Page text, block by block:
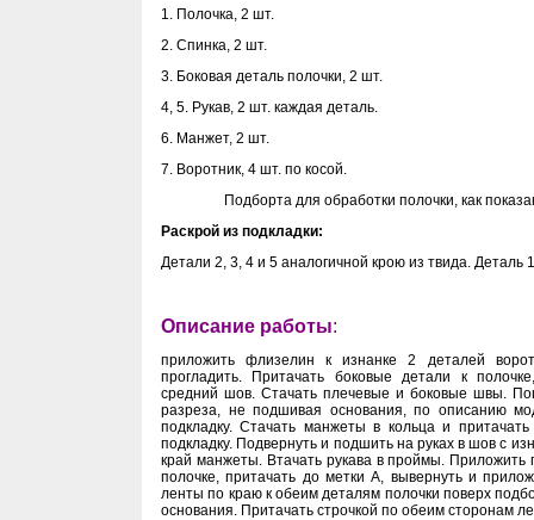
1. Полочка, 2 шт.
2. Спинка, 2 шт.
3. Боковая деталь полочки, 2 шт.
4, 5. Рукав, 2 шт. каждая деталь.
6. Манжет, 2 шт.
7. Воротник, 4 шт. по косой.
Подборта для обработки полочки, как
Раскрой из подкладки:
Детали 2, 3, 4 и 5 аналогичной крою из твида. Деталь
Описание работы:
приложить флизелин к изнанке 2 деталей
прогладить. Притачать боковые детали к
средний шов. Стачать плечевые и боковые швы.
разреза, не подшивая основания, по описанию
подкладку. Стачать манжеты в кольца и
подкладку. Подвернуть и подшить на руках в шов с
край манжеты. Втачать рукава в проймы. Приложить
полочке, притачать до метки А, вывернуть и
ленты по краю к обеим деталям полочки поверх
основания. Притачать строчкой по обеим сторонам